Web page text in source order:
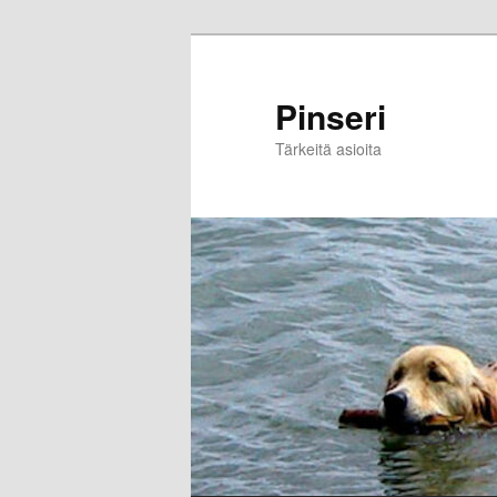
Pinseri
Tärkeitä asioita